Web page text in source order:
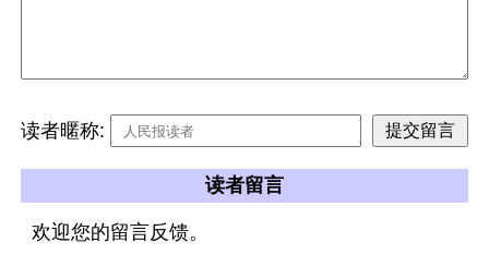
读者暱称:
读者留言
欢迎您的留言反馈。